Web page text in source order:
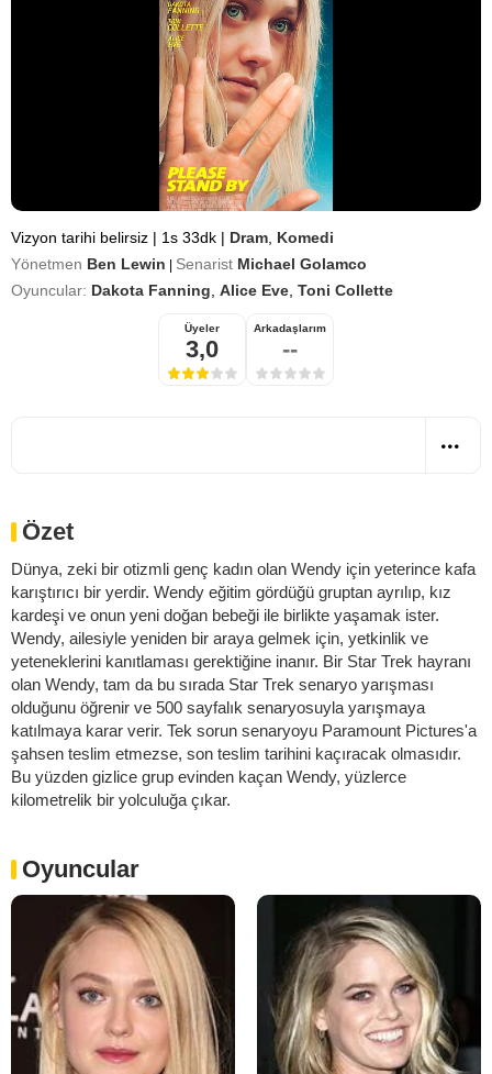
Vizyon tarihi belirsiz | 1s 33dk | Dram Komedi
Yönetmen Ben Lewin Senarist Michael Golamco
Oyuncular: Dakota Fanning Alice Eve Toni Collette
Üyeler
3,0
Arkadaşlarım
--
Özet
Dünya, zeki bir otizmli genç kadın olan Wendy için yeterince kafa
karıştırıcı bir yerdir. Wendy eğitim gördüğü gruptan ayrılıp, kız
kardeşi ve onun yeni doğan bebeği ile birlikte yaşamak ister.
Wendy, ailesiyle yeniden bir araya gelmek için, yetkinlik ve
yeteneklerini kanıtlaması gerektiğine inanır. Bir Star Trek hayranı
olan Wendy, tam da bu sırada Star Trek senaryo yarışması
olduğunu öğrenir ve 500 sayfalık senaryosuyla yarışmaya
katılmaya karar verir. Tek sorun senaryoyu Paramount Pictures'a
şahsen teslim etmezse, son teslim tarihini kaçıracak olmasıdır.
Bu yüzden gizlice grup evinden kaçan Wendy, yüzlerce
kilometrelik bir yolculuğa çıkar.
Oyuncular